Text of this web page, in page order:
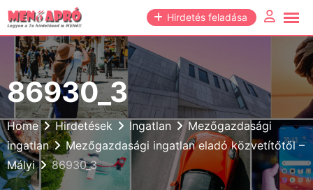
Skip
to
content
Hirdetés feladása
86930_3
Home Hirdetések Ingatlan
Mezőgazdasági
ingatlan
Mezőgazdasági ingatlan eladó közvetítőtől –
Mályi
86930_3